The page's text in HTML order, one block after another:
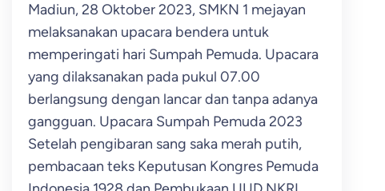
Madiun, 28 Oktober 2023, SMKN 1 mejayan
melaksanakan upacara bendera untuk
memperingati hari Sumpah Pemuda. Upacara
yang dilaksanakan pada pukul 07.00
berlangsung dengan lancar dan tanpa adanya
gangguan. Upacara Sumpah Pemuda 2023
Setelah pengibaran sang saka merah putih,
pembacaan teks Keputusan Kongres Pemuda